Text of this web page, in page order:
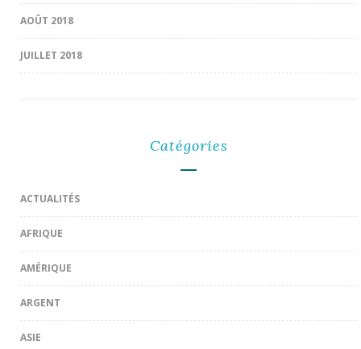
AOÛT 2018
JUILLET 2018
Catégories
ACTUALITÉS
AFRIQUE
AMÉRIQUE
ARGENT
ASIE